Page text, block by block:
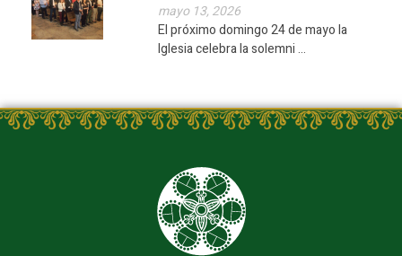
mayo 13, 2026
El próximo domingo 24 de mayo la
Iglesia celebra la solemni ...